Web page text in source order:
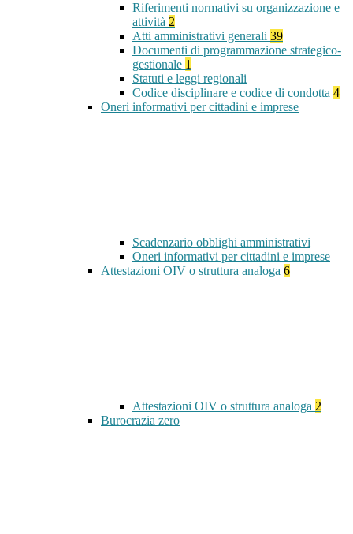
Riferimenti normativi su organizzazione e
attività 2
Atti amministrativi generali 39
Documenti di programmazione strategico-
gestionale 1
Statuti e leggi regionali
Codice disciplinare e codice di condotta 4
Oneri informativi per cittadini e imprese
Scadenzario obblighi amministrativi
Oneri informativi per cittadini e imprese
Attestazioni OIV o struttura analoga 6
Attestazioni OIV o struttura analoga 2
Burocrazia zero